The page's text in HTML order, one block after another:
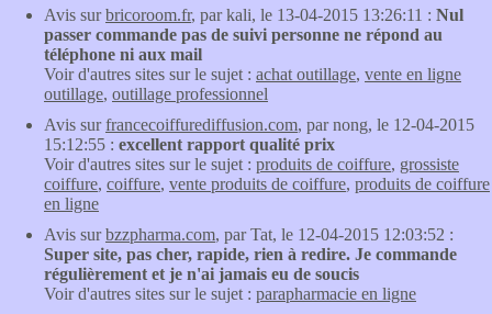
Avis surbricoroom.fr, par kali, le 13-04-2015 13:26:11 : Nul
passer commande pas de suivi personne ne répond au
téléphone ni aux mail
Voir d'autres sites sur le sujet : achat outillage, vente en ligne
outillage, outillage professionnel
Avis surfrancecoiffurediffusion.com, par nong, le 12-04-2015
15:12:55 : excellent rapport qualité prix
Voir d'autres sites sur le sujet : produits de coiffure, grossiste
coiffure, coiffure, vente produits de coiffure, produits de coiffure
en ligne
Avis surbzzpharma.com, par Tat, le 12-04-2015 12:03:52 :
Super site, pas cher, rapide, rien à redire. Je commande
régulièrement et je n'ai jamais eu de soucis
Voir d'autres sites sur le sujet : parapharmacie en ligne